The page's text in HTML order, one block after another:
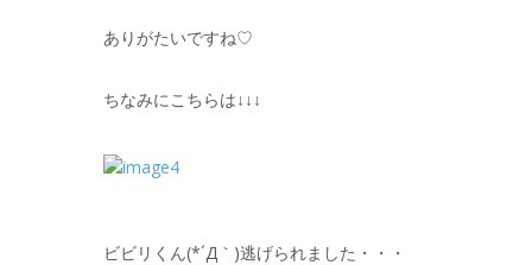
ありがたいですね♡
ちなみにこちらは↓↓↓
ビビリくん(*´Д｀)逃げられました・・・